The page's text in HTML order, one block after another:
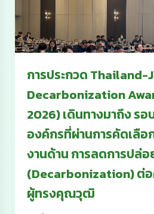
การประกวด Thailand-
Decarbonization
2026) เดินทางมาถึง รอ
องค์กรที่ผ่านการคัดเลือ
งานด้าน การลดการปล่อ
(Decarbonization) ต่
ผู้ทรงคุณวุฒิ